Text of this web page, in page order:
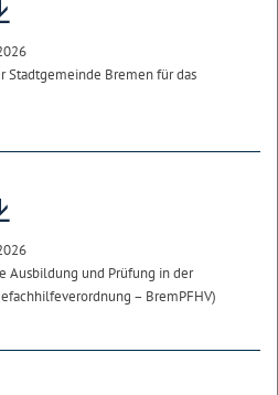
Stadtgemeinde Bremen für das
Ausbildung und Prüfung in der
– BremPFHV)